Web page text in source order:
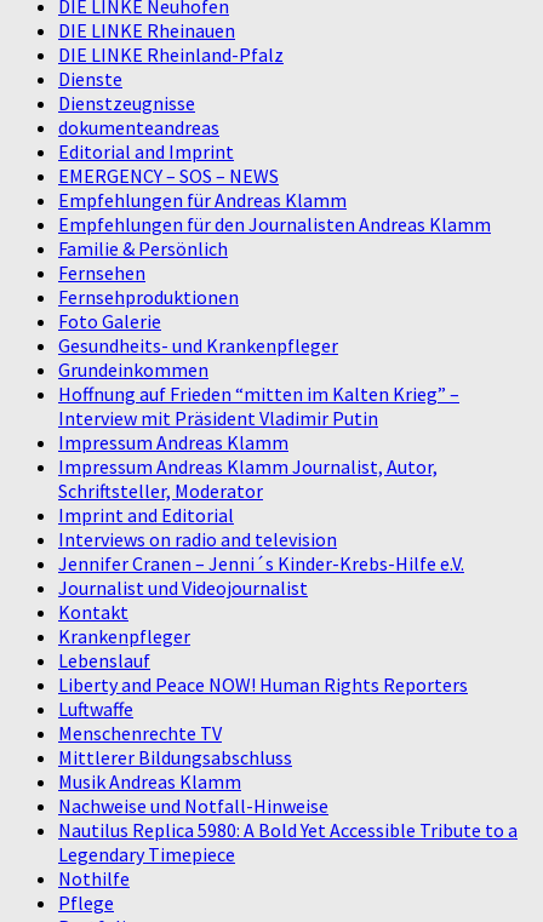
DIE LINKE Neuhofen
DIE LINKE Rheinauen
DIE LINKE Rheinland-Pfalz
Dienste
Dienstzeugnisse
dokumenteandreas
Editorial and Imprint
EMERGENCY – SOS – NEWS
Empfehlungen für Andreas Klamm
Empfehlungen für den Journalisten Andreas Klamm
Familie & Persönlich
Fernsehen
Fernsehproduktionen
Foto Galerie
Gesundheits- und Krankenpfleger
Grundeinkommen
Hoffnung auf Frieden “mitten im Kalten Krieg” –
Interview mit Präsident Vladimir Putin
Impressum Andreas Klamm
Impressum Andreas Klamm Journalist, Autor,
Schriftsteller, Moderator
Imprint and Editorial
Interviews on radio and television
Jennifer Cranen – Jenni´s Kinder-Krebs-Hilfe e.V.
Journalist und Videojournalist
Kontakt
Krankenpfleger
Lebenslauf
Liberty and Peace NOW! Human Rights Reporters
Luftwaffe
Menschenrechte TV
Mittlerer Bildungsabschluss
Musik Andreas Klamm
Nachweise und Notfall-Hinweise
Nautilus Replica 5980: A Bold Yet Accessible Tribute to a
Legendary Timepiece
Nothilfe
Pflege